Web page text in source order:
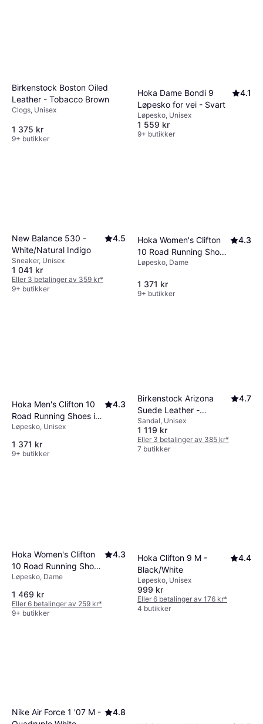
Birkenstock Boston Oiled
Leather - Tobacco Brown
Clogs, Unisex
1 375 kr
9+ butikker
Hoka Dame Bondi 9
Løpesko for vei - Svart
4.1
Løpesko, Unisex
1 559 kr
9+ butikker
New Balance 530 -
White/Natural Indigo
4.5
Sneaker, Unisex
1 041 kr
Eller 3 betalinger av 359 kr*
9+ butikker
Hoka Women's Clifton
10 Road Running Shoes
- Birch/Alabaster
4.3
Løpesko, Dame
1 371 kr
9+ butikker
Hoka Men's Clifton 10
Road Running Shoes in
Black/White
4.3
Løpesko, Unisex
1 371 kr
9+ butikker
Birkenstock Arizona
Suede Leather -
Sandcastle
4.7
Sandal, Unisex
1 119 kr
Eller 3 betalinger av 385 kr*
7 butikker
Hoka Women's Clifton
10 Road Running Shoes
- Lilac Cream/Tangerine
Glow
4.3
Løpesko, Dame
1 469 kr
Eller 6 betalinger av 259 kr*
9+ butikker
Hoka Clifton 9 M -
Black/White
4.4
Løpesko, Unisex
999 kr
Eller 6 betalinger av 176 kr*
4 butikker
Nike Air Force 1 '07 M -
4.8